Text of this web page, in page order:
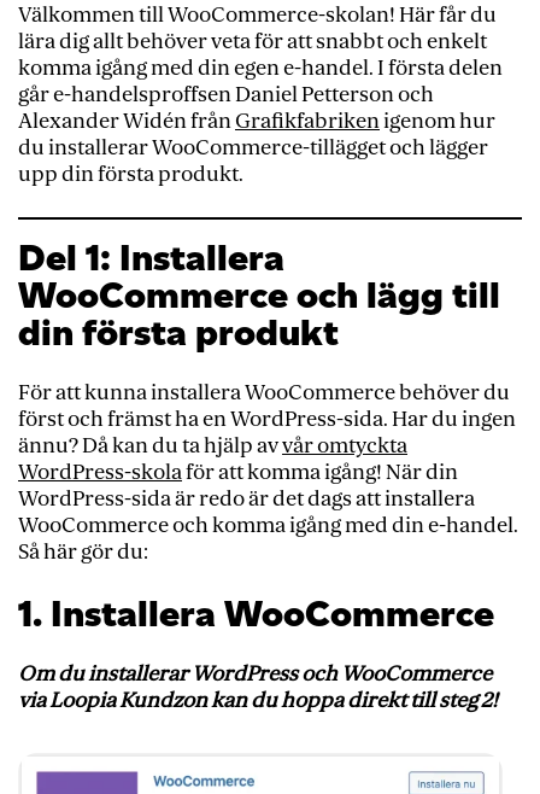
Välkommen till WooCommerce-skolan! Här får du
lära dig allt behöver veta för att snabbt och enkelt
komma igång med din egen e-handel. I första delen
går e-handelsproffsen Daniel Petterson och
Alexander Widén frånGrafikfabrikenigenom hur
du installerar WooCommerce-tillägget och lägger
upp din första produkt.
Del 1: Installera
WooCommerce och lägg till
din första produkt
För att kunna installera WooCommerce behöver du
först och främst ha en WordPress-sida. Har du ingen
ännu? Då kan du ta hjälp avvår omtyckta
WordPress-skolaför att komma igång! När din
WordPress-sida är redo är det dags att installera
WooCommerce och komma igång med din e-handel.
Så här gör du:
1. Installera WooCommerce
Om du installerar WordPress och WooCommerce
via Loopia Kundzon kan du hoppa direkt till steg 2!